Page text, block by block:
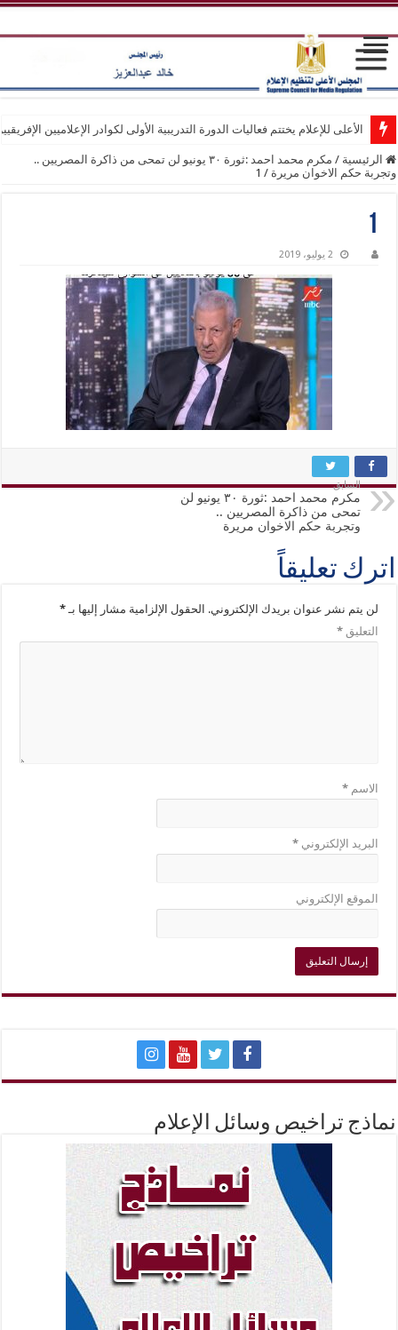
الأعلى للإعلام يختتم فعاليات الدورة التدريبية الأولى لكوادر الإعلاميين
الرئيسية /
مكرم محمد احمد :ثورة ٣٠ يونيو لن تمحى من ذاكرة المصريين ..
وتجربة حكم الاخوان مريرة /
1
1
2 يوليو، 2019
السابق
مكرم محمد احمد :ثورة ٣٠ يونيو لن
تمحى من ذاكرة المصريين ..
وتجربة حكم الاخوان مريرة
اترك تعليقاً
لن يتم نشر عنوان بريدك الإلكتروني. الحقول الإلزامية مشار إليها بـ*
التعليق*
الاسم*
البريد الإلكتروني*
الموقع الإلكتروني
نماذج تراخيص وسائل الإعلام